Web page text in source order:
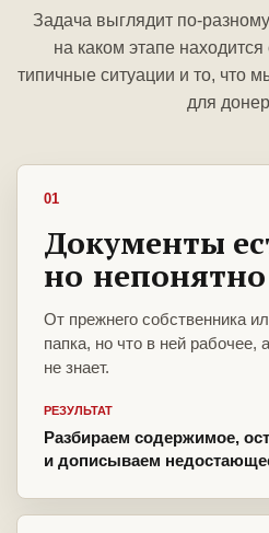
Задача выглядит по-
на каком этапе
типичные ситуации и то, что
для
01
Документы
но
От прежнего собственника
папка, но что в ней рабочее,
не знает.
РЕЗУЛЬТАТ
Разбираем содержимое,
и дописываем